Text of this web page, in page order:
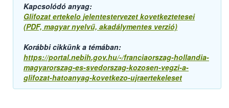
Kapcsolódó anyag:
Glifozat ertekelo jelentestervezet kovetkeztetesei
(PDF, magyar nyelvű, akadálymentes verzió)
Korábbi cikkünk a témában:
https://portal.nebih.gov.hu/-/franciaorszag-hollandia-
magyarorszag-es-svedorszag-kozosen-vegzi-a-
glifozat-hatoanyag-kovetkezo-ujraertekeleset